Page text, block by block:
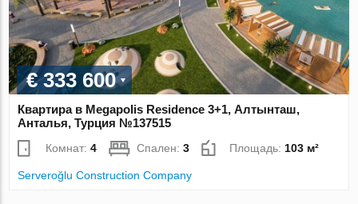
€ 333 600
Квартира в Megapolis Residence 3+1, Алтынташ,
Анталья, Турция №137515
Комнат:4 Спален:3 Площадь:103 м²
Serveroğlu Construction Company